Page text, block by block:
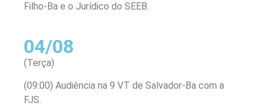
Filho-Ba e o Jurídico do SEEB.
04/08
(Terça)
(09:00) Audiência na 9 VT de Salvador-Ba com a
FJS.